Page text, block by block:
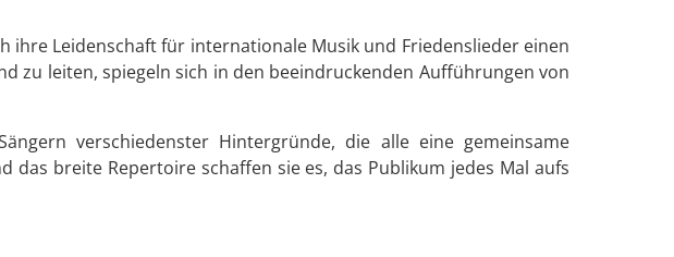
ihre Leidenschaft für internationale Musik und Friedenslieder einen
zu leiten, spiegeln sich in den beeindruckenden Aufführungen von
verschiedenster Hintergründe, die alle eine gemeinsame
breite Repertoire schaffen sie es, das Publikum jedes Mal aufs